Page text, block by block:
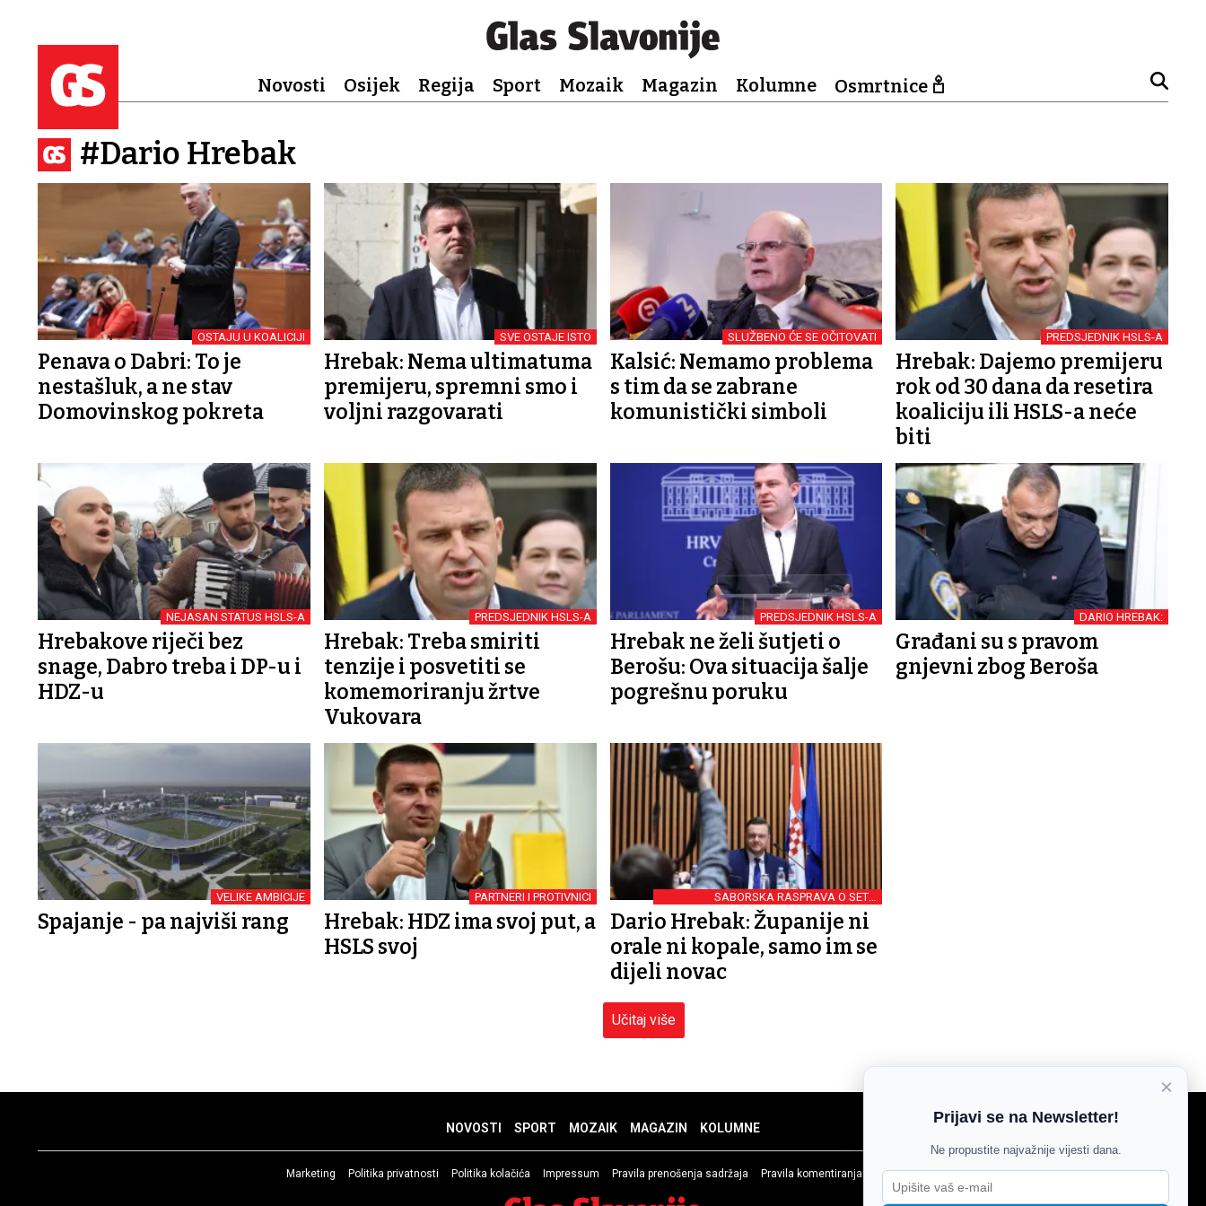
Novosti Osijek Regija Sport Mozaik Magazin Kolumne Osmrtnice
#Dario Hrebak
OSTAJU U KOALICIJI
Penava o Dabri: To je
nestašluk, a ne stav
Domovinskog pokreta
SVE OSTAJE ISTO
Hrebak: Nema ultimatuma
premijeru, spremni smo i
voljni razgovarati
SLUŽBENO ĆE SE OČITOVATI
Kalsić: Nemamo problema
s tim da se zabrane
komunistički simboli
PREDSJEDNIK HSLS-A
Hrebak: Dajemo premijeru
rok od 30 dana da resetira
koaliciju ili HSLS-a neće
biti
NEJASAN STATUS HSLS-A
Hrebakove riječi bez
snage, Dabro treba i DP-u i
HDZ-u
PREDSJEDNIK HSLS-A
Hrebak: Treba smiriti
tenzije i posvetiti se
komemoriranju žrtve
Vukovara
PREDSJEDNIK HSLS-A
Hrebak ne želi šutjeti o
Berošu: Ova situacija šalje
pogrešnu poruku
DARIO HREBAK:
Građani su s pravom
gnjevni zbog Beroša
VELIKE AMBICIJE
Spajanje - pa najviši rang
PARTNERI I PROTIVNICI
Hrebak: HDZ ima svoj put, a
HSLS svoj
SABORSKA RASPRAVA O SETU
POREZNIH ZAKONA
Dario Hrebak: Županije ni
orale ni kopale, samo im se
dijeli novac
Učitaj više
NOVOSTI SPORT MOZAIK MAGAZIN KOLUMNE
Marketing Politika privatnosti Politika kolačića Impressum Pravila prenošenja sadržaja Pravila komentiranja Agroglas
×
Prijavi se na Newsletter!
Ne propustite najvažnije vijesti dana.